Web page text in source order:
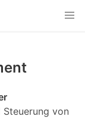
von